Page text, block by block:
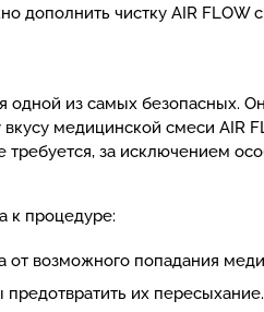
дополнить чистку AIR
одной из самых безопасных.
медицинской смеси AIR
за исключением
к процедуре:
от возможного попадания
их пересыхание.